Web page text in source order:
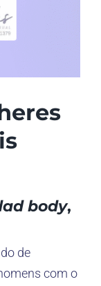
body,
de
com o